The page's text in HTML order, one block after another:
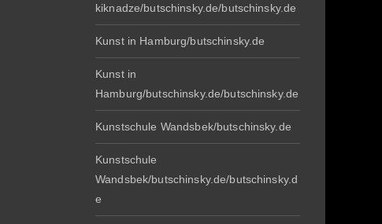
kiknadze/butschinsky.de/butschinsky.de
Kunst in Hamburg/butschinsky.de
Kunst in
Hamburg/butschinsky.de/butschinsky.de
Kunstschule Wandsbek/butschinsky.de
Kunstschule
Wandsbek/butschinsky.de/butschinsky.d
e